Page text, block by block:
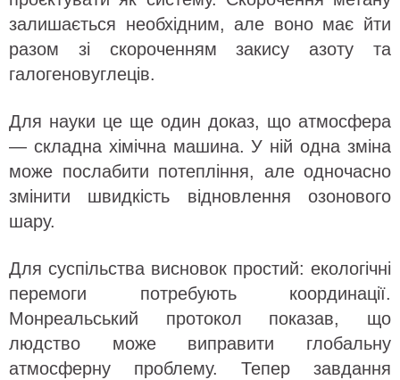
залишається необхідним, але воно має йти
разом зі скороченням закису азоту та
галогеновуглеців.
Для науки це ще один доказ, що атмосфера
— складна хімічна машина. У ній одна зміна
може послабити потепління, але одночасно
змінити швидкість відновлення озонового
шару.
Для суспільства висновок простий: екологічні
перемоги потребують координації.
Монреальський протокол показав, що
людство може виправити глобальну
атмосферну проблему. Тепер завдання